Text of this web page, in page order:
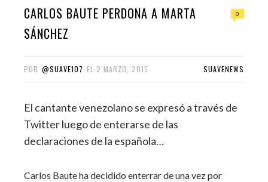
CARLOS BAUTE PERDONA A MARTA
SÁNCHEZ
0
POR @SUAVE107 EL 2 MARZO, 2015 SUAVENEWS
El cantante venezolano se expresó a través de
Twitter luego de enterarse de las
declaraciones de la española…
Carlos Baute ha decidido enterrar de una vez por